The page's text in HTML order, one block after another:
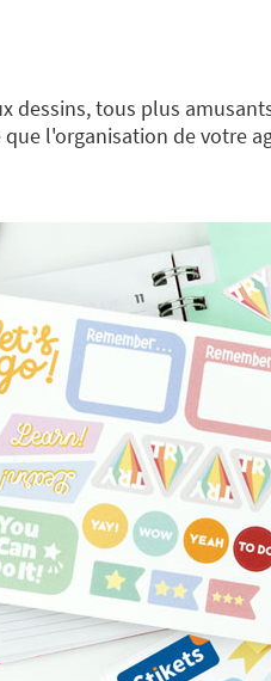
tous plus
l'organisation de votre